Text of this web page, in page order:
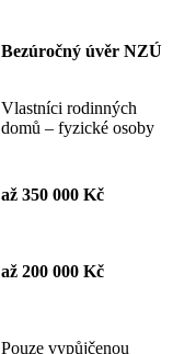
Bezúročný úvěr NZÚ
Vlastníci rodinných
domů – fyzické osoby
až 350 000 Kč
až 200 000 Kč
Pouze vypůjčenou